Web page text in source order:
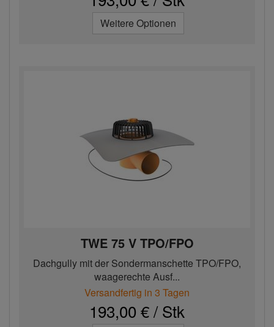
Weitere Optionen
TWE 75 V TPO/FPO
Dachgully mit der Sondermanschette TPO/FPO,
waagerechte Ausf...
Versandfertig in 3 Tagen
193,00 € / Stk